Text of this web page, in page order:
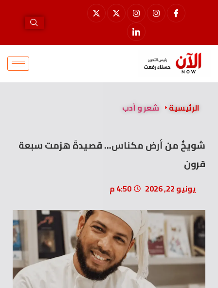
الرئيسية شعر و أدب
شويخٌ من أرض مكناس… قصيدةٌ هزمت سبعة
قرون
يونيو 22, 2026 4:50 م